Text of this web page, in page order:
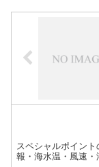
スペシャルポイン
報・海水温・風速・